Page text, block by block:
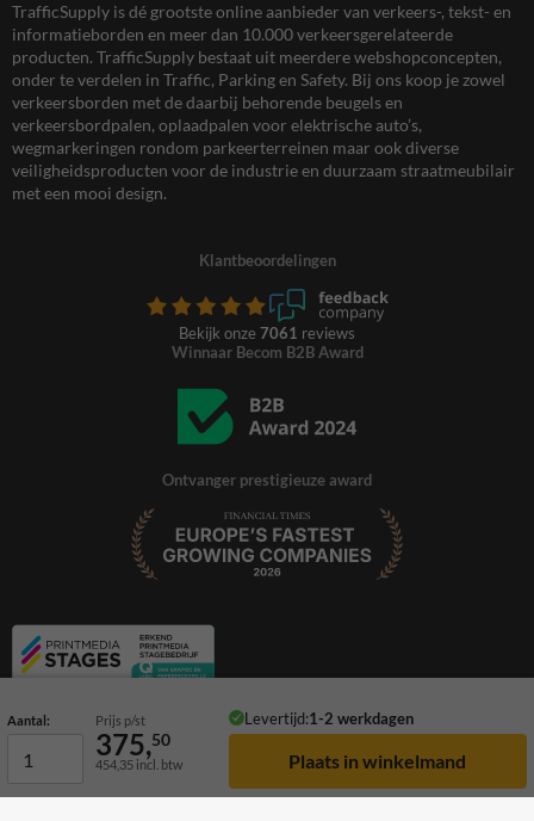
Aantal: Prijs p/st Levertijd:1-2 werkdagen
375,50
454,35 incl. btw
TrafficSupply is dé grootste online aanbieder van verkeers-, tekst- en
informatieborden en meer dan 10.000 verkeersgerelateerde
producten. TrafficSupply bestaat uit meerdere webshopconcepten,
onder te verdelen in Traffic, Parking en Safety. Bij ons koop je zowel
verkeersborden met de daarbij behorende beugels en
verkeersbordpalen, oplaadpalen voor elektrische auto’s,
wegmarkeringen rondom parkeerterreinen maar ook diverse
veiligheidsproducten voor de industrie en duurzaam straatmeubilair
met een mooi design.
Klantbeoordelingen
Bekijk onze 7061 reviews
Winnaar Becom B2B Award
Ontvanger prestigieuze award
© 2026 TrafficSupply. Alle rechten voorbehouden.